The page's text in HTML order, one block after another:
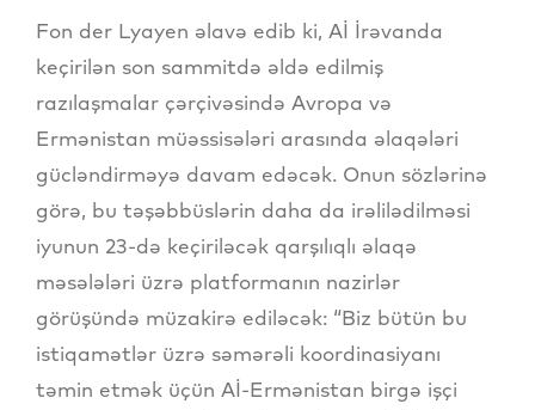
Fon der Lyayen əlavə edib ki, Aİ İrəvanda
keçirilən son sammitdə əldə edilmiş
razılaşmalar çərçivəsində Avropa və
Ermənistan müəssisələri arasında əlaqələri
gücləndirməyə davam edəcək. Onun sözlərinə
görə, bu təşəbbüslərin daha da irəlilədilməsi
iyunun 23-də keçiriləcək qarşılıqlı əlaqə
məsələləri üzrə platformanın nazirlər
görüşündə müzakirə ediləcək: “Biz bütün bu
istiqamətlər üzrə səmərəli koordinasiyanı
təmin etmək üçün Aİ-Ermənistan birgə işçi